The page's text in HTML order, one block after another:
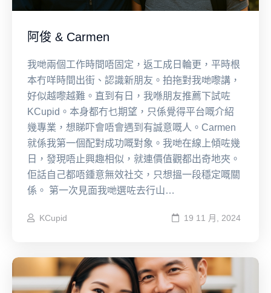
阿俊 & Carmen
我哋兩個工作時間唔固定，返工成日輪更，平時根
本冇咩時間出街、認識新朋友。拍拖對我哋嚟講，
好似越嚟越難。直到有日，我喺朋友推薦下試咗
KCupid。本身都冇乜期望，只係覺得平台嘅介紹
幾專業，想睇吓會唔會遇到有誠意嘅人。Carmen
就係我第一個配對成功嘅對象。我哋在線上傾咗幾
日，發現唔止興趣相似，就連價值觀都出奇地夾。
佢話自己都唔鍾意無效社交，只想搵一段穩定嘅關
係。 第一次見面我哋選咗去行山…
KCupid 19 11 月, 2024